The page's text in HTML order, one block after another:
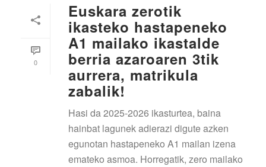
0
Euskara zerotik
ikasteko hastapeneko
A1 mailako ikastalde
berria azaroaren 3tik
aurrera, matrikula
zabalik!
Hasi da 2025-2026 ikasturtea, baina
hainbat lagunek adierazi digute azken
egunotan hastapeneko A1 mailan izena
emateko asmoa. Horregatik, zero mailako